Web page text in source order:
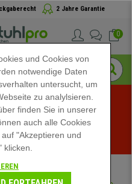
2 Jahre Garantie
0
Exklusive
- Aktion ansehen -
und Cookies von
notwendige Daten
untersucht, um
zu analylsieren.
finden Sie in unserer
auch alle Cookies
"Akzeptieren und